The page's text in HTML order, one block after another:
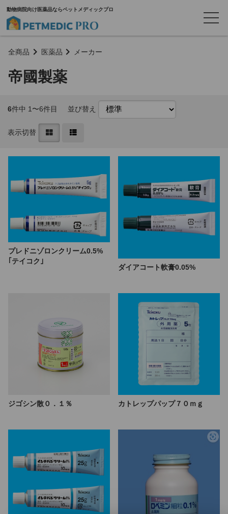
動物病院向け医薬品ならペットメディックプロ
全商品 医薬品 メーカー
帝國製薬
6件中 1〜6件目 並び替え
表示切替
プレドニゾロンクリーム0.5%
｢テイコク｣
ダイアコート軟膏0.05%
ジゴシン散０．１％ カトレップパップ７０ｍｇ